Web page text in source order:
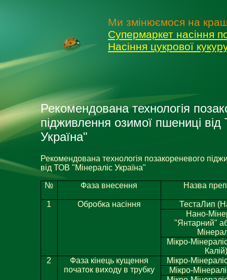
Ми змінюємося на
Супермаркет насіння
Насіння цукрової
Рекомендована технологія
підживлення озимої пшениці
Україна"
Рекомендована технологія позакореневого
від ТОВ "Мінераліс Україна"
№ Фаза внесення Назва
1 Обробка насіння
ТестаЛип
Нано-
"Янтарний"
Мікро-
Калій)
2
Фаза кінець кущення
початок виходу в трубку
Мікро-
Мікро-